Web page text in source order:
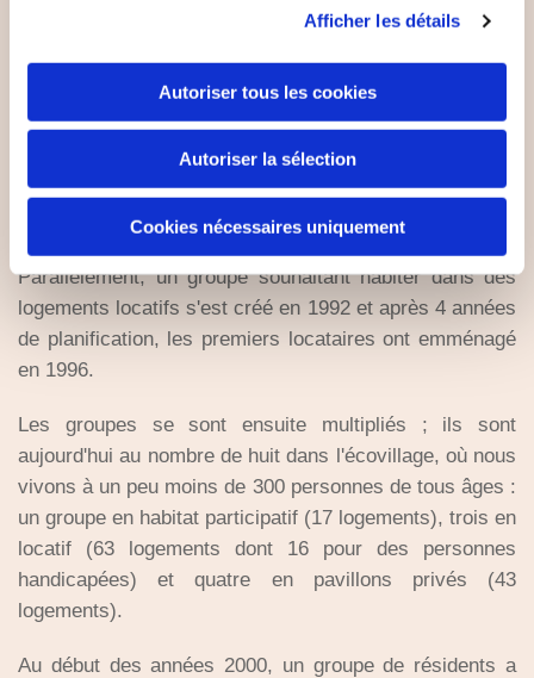
Afficher les détails
Autoriser tous les cookies
Autoriser la sélection
Cookies nécessaires uniquement
été à la base de la création de notre première
entreprise, Økotech. En 1991, suite au succès de cette
première réalisation nous avons acheté notre première
parcelle. Le premier groupe d'habitations pouvait enfin
commencer sa construction : les dix maisons
mitoyennes du groupe n°1 ont été construites par
et les résidents eux-mêmes.
Parallèlement, un groupe souhaitant habiter dans des
logements locatifs s'est créé en 1992 et après 4 années
de planification, les premiers locataires ont emménagé
en 1996.
Les groupes se sont ensuite multipliés ; ils sont
aujourd'hui au nombre de huit dans l'écovillage, où nous
vivons à un peu moins de 300 personnes de tous âges :
un groupe en habitat participatif (17 logements), trois en
locatif (63 logements dont 16 pour des personnes
handicapées) et quatre en pavillons privés (43
logements).
Au début des années 2000, un groupe de résidents a